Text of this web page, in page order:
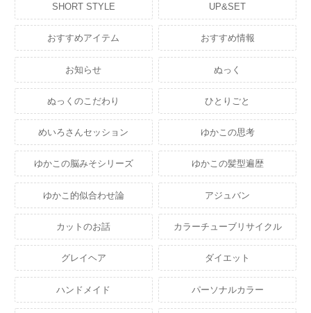
SHORT STYLE UP&SET
おすすめアイテム おすすめ情報
お知らせ ぬっく
ぬっくのこだわり ひとりごと
めいろさんセッション ゆかこの思考
ゆかこの脳みそシリーズ ゆかこの髪型遍歴
ゆかこ的似合わせ論 アジュバン
カットのお話 カラーチューブリサイクル
グレイヘア ダイエット
ハンドメイド パーソナルカラー